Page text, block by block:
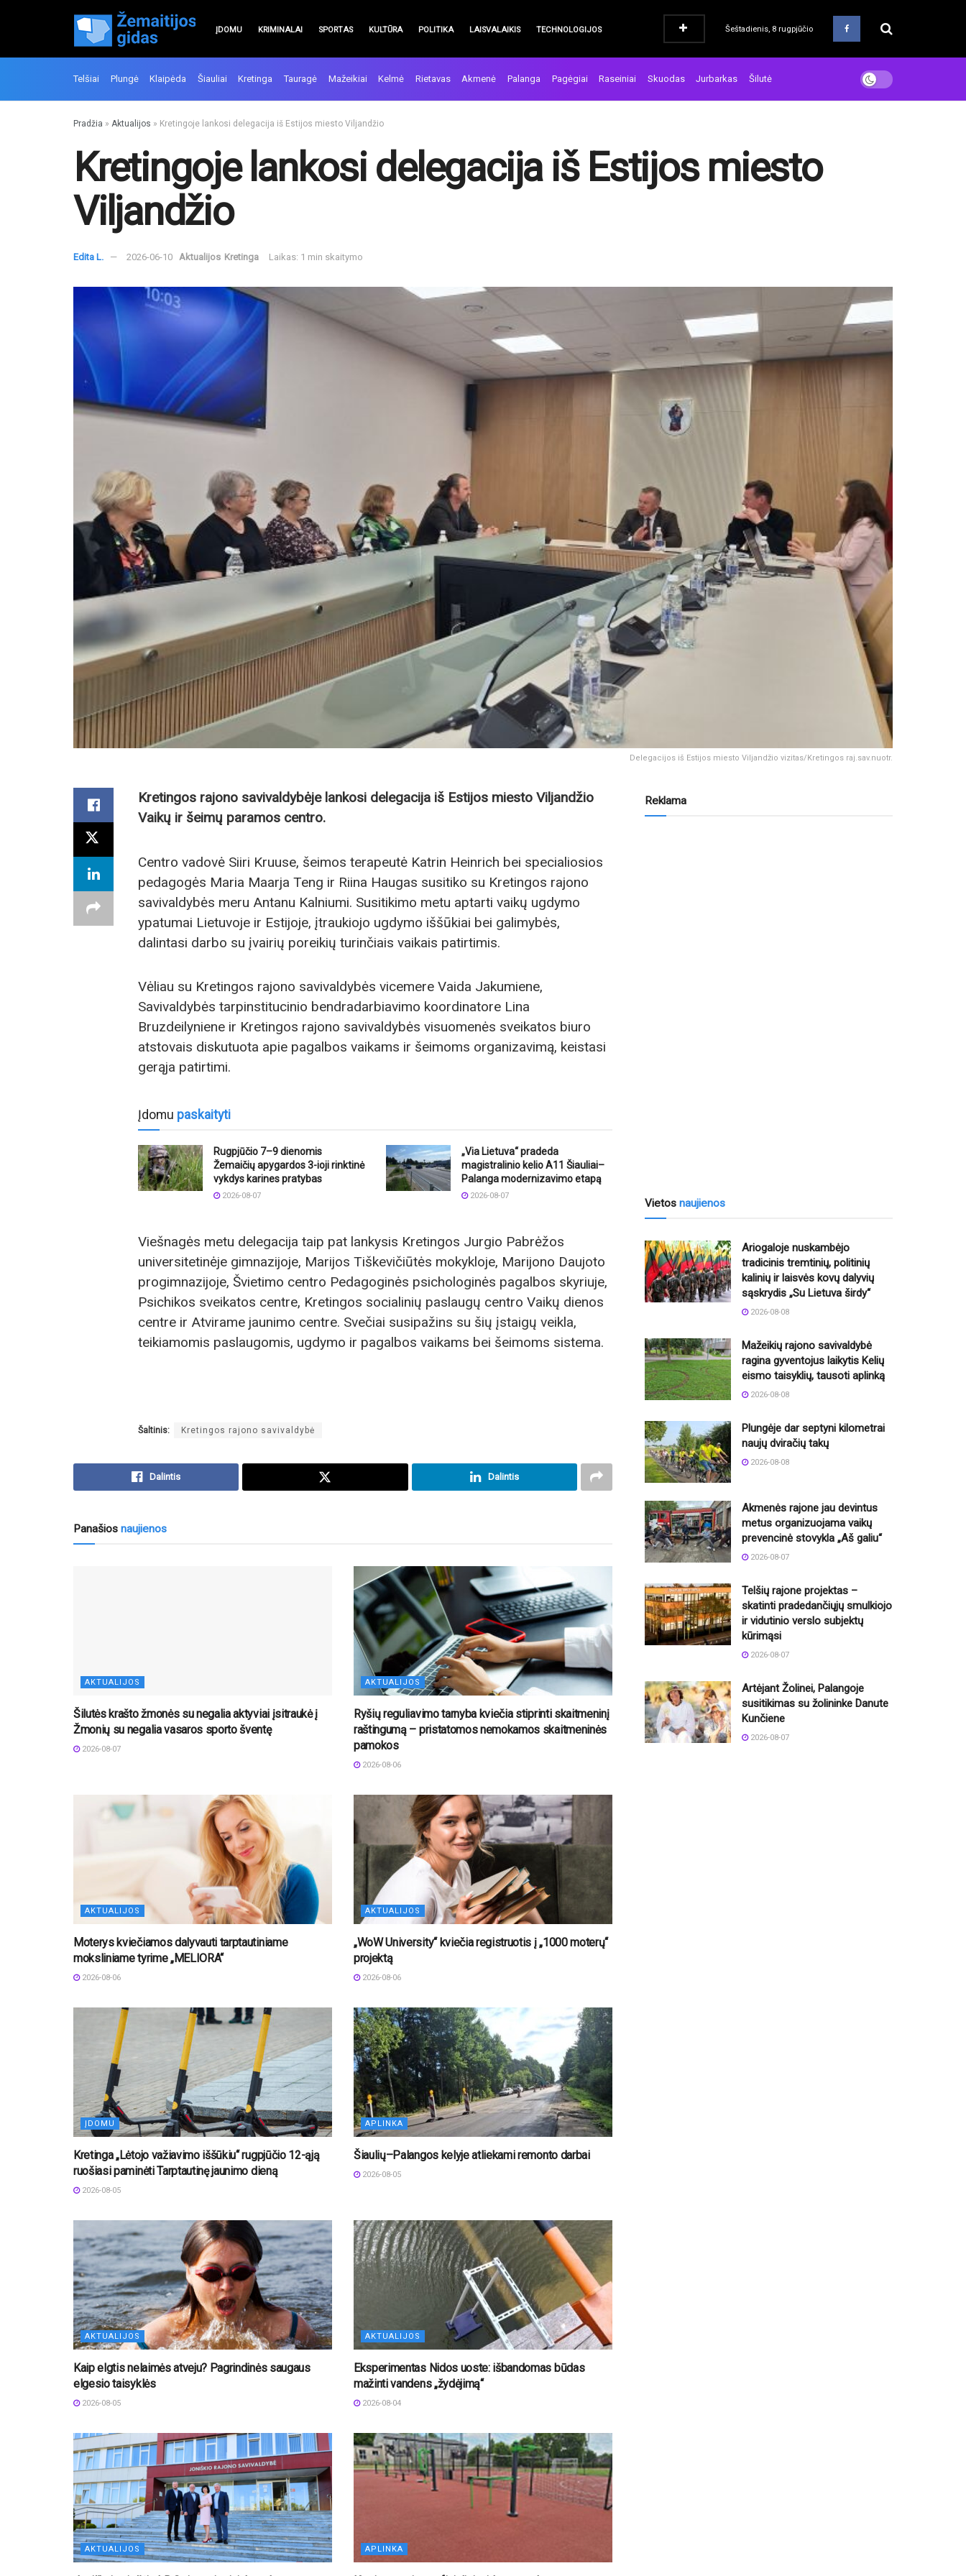
ĮDOMU KRIMINALAI SPORTAS KULTŪRA POLITIKA LAISVALAIKIS TECHNOLOGIJOS Šeštadienis, 8 rugpjūčio
Telšiai Plungė Klaipėda Šiauliai Kretinga Tauragė Mažeikiai Kelmė Rietavas Akmenė Palanga Pagėgiai Raseiniai Skuodas Jurbarkas Šilutė
Pradžia » Aktualijos » Kretingoje lankosi delegacija iš Estijos miesto Viljandžio
Kretingoje lankosi delegacija iš Estijos miesto
Viljandžio
Edita L. 2026-06-10 Aktualijos Kretinga Laikas: 1 min skaitymo
Delegacijos iš Estijos miesto Viljandžio vizitas/Kretingos raj.sav.nuotr.
Kretingos rajono savivaldybėje lankosi delegacija iš Estijos miesto Viljandžio
Vaikų ir šeimų paramos centro.
Centro vadovė Siiri Kruuse, šeimos terapeutė Katrin Heinrich bei specialiosios
pedagogės Maria Maarja Teng ir Riina Haugas susitiko su Kretingos rajono
savivaldybės meru Antanu Kalniumi. Susitikimo metu aptarti vaikų ugdymo
ypatumai Lietuvoje ir Estijoje, įtraukiojo ugdymo iššūkiai bei galimybės,
dalintasi darbo su įvairių poreikių turinčiais vaikais patirtimis.
Vėliau su Kretingos rajono savivaldybės vicemere Vaida Jakumiene,
Savivaldybės tarpinstitucinio bendradarbiavimo koordinatore Lina
Bruzdeilyniene ir Kretingos rajono savivaldybės visuomenės sveikatos biuro
atstovais diskutuota apie pagalbos vaikams ir šeimoms organizavimą, keistasi
gerąja patirtimi.
Įdomu paskaityti
Rugpjūčio 7–9 dienomis
Žemaičių apygardos 3-ioji rinktinė
vykdys karines pratybas
2026-08-07
„Via Lietuva“ pradeda
magistralinio kelio A11 Šiauliai–
Palanga modernizavimo etapą
2026-08-07
Viešnagės metu delegacija taip pat lankysis Kretingos Jurgio Pabrėžos
universitetinėje gimnazijoje, Marijos Tiškevičiūtės mokykloje, Marijono Daujoto
progimnazijoje, Švietimo centro Pedagoginės psichologinės pagalbos skyriuje,
Psichikos sveikatos centre, Kretingos socialinių paslaugų centro Vaikų dienos
centre ir Atvirame jaunimo centre. Svečiai susipažins su šių įstaigų veikla,
teikiamomis paslaugomis, ugdymo ir pagalbos vaikams bei šeimoms sistema.
Šaltinis: Kretingos rajono savivaldybė
Dalintis Dalintis
Panašios naujienos
AKTUALIJOS
Šilutės krašto žmonės su negalia aktyviai įsitraukė į
Žmonių su negalia vasaros sporto šventę
2026-08-07
AKTUALIJOS
Ryšių reguliavimo tarnyba kviečia stiprinti skaitmeninį
raštingumą – pristatomos nemokamos skaitmeninės
pamokos
2026-08-06
AKTUALIJOS
Moterys kviečiamos dalyvauti tarptautiniame
moksliniame tyrime „MELIORA“
2026-08-06
AKTUALIJOS
„WoW University“ kviečia registruotis į „1000 moterų“
projektą
2026-08-06
ĮDOMU
Kretinga „Lėtojo važiavimo iššūkiu“ rugpjūčio 12-ąją
ruošiasi paminėti Tarptautinę jaunimo dieną
2026-08-05
APLINKA
Šiaulių–Palangos kelyje atliekami remonto darbai
2026-08-05
AKTUALIJOS
Kaip elgtis nelaimės atveju? Pagrindinės saugaus
elgesio taisyklės
2026-08-05
AKTUALIJOS
Eksperimentas Nidos uoste: išbandomas būdas
mažinti vandens „žydėjimą“
2026-08-04
AKTUALIJOS APLINKA
Reklama
Vietos naujienos
Ariogaloje nuskambėjo
tradicinis tremtinių, politinių
kalinių ir laisvės kovų dalyvių
sąskrydis „Su Lietuva širdy“
2026-08-08
Mažeikių rajono savivaldybė
ragina gyventojus laikytis Kelių
eismo taisyklių, tausoti aplinką
2026-08-08
Plungėje dar septyni kilometrai
naujų dviračių takų
2026-08-08
Akmenės rajone jau devintus
metus organizuojama vaikų
prevencinė stovykla „Aš galiu“
2026-08-07
Telšių rajone projektas –
skatinti pradedančiųjų smulkiojo
ir vidutinio verslo subjektų
kūrimąsi
2026-08-07
Artėjant Žolinei, Palangoje
susitikimas su žolininke Danute
Kunčiene
2026-08-07